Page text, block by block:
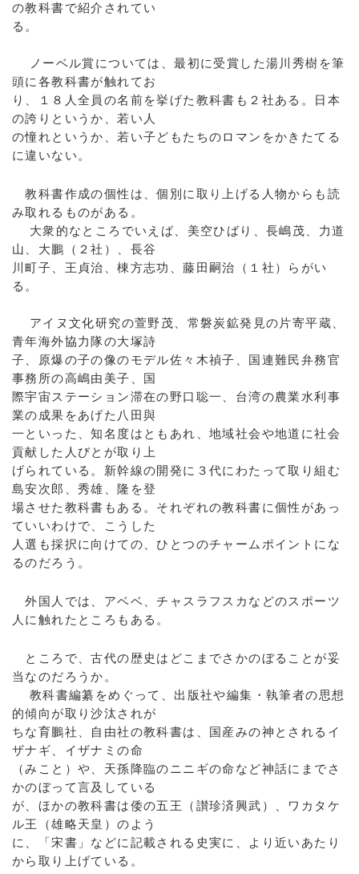
の教科書で紹介されてい
る。
ノーベル賞については、最初に受賞した湯川秀樹を筆
頭に各教科書が触れてお
り、１８人全員の名前を挙げた教科書も２社ある。日本
の誇りというか、若い人
の憧れというか、若い子どもたちのロマンをかきたてる
に違いない。
教科書作成の個性は、個別に取り上げる人物からも読
み取れるものがある。
大衆的なところでいえば、美空ひばり、長嶋茂、力道
山、大鵬（２社）、長谷
川町子、王貞治、棟方志功、藤田嗣治（１社）らがい
る。
アイヌ文化研究の萱野茂、常磐炭鉱発見の片寄平蔵、
青年海外協力隊の大塚詩
子、原爆の子の像のモデル佐々木禎子、国連難民弁務官
事務所の高嶋由美子、国
際宇宙ステーション滞在の野口聡一、台湾の農業水利事
業の成果をあげた八田與
一といった、知名度はともあれ、地域社会や地道に社会
貢献した人びとが取り上
げられている。新幹線の開発に３代にわたって取り組む
島安次郎、秀雄、隆を登
場させた教科書もある。それぞれの教科書に個性があっ
ていいわけで、こうした
人選も採択に向けての、ひとつのチャームポイントにな
るのだろう。
外国人では、アベベ、チャスラフスカなどのスポーツ
人に触れたところもある。
ところで、古代の歴史はどこまでさかのぼることが妥
当なのだろうか。
教科書編纂をめぐって、出版社や編集・執筆者の思想
的傾向が取り沙汰されが
ちな育鵬社、自由社の教科書は、国産みの神とされるイ
ザナギ、イザナミの命
（みこと）や、天孫降臨のニニギの命など神話にまでさ
かのぼって言及している
が、ほかの教科書は倭の五王（讃珍済興武）、ワカタケ
ル王（雄略天皇）のよう
に、「宋書」などに記載される史実に、より近いあたり
から取り上げている。